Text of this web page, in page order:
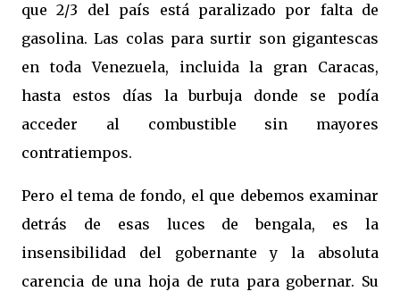
que 2/3 del país está paralizado por falta de
gasolina. Las colas para surtir son gigantescas
en toda Venezuela, incluida la gran Caracas,
hasta estos días la burbuja donde se podía
acceder al combustible sin mayores
contratiempos.
Pero el tema de fondo, el que debemos examinar
detrás de esas luces de bengala, es la
insensibilidad del gobernante y la absoluta
carencia de una hoja de ruta para gobernar. Su